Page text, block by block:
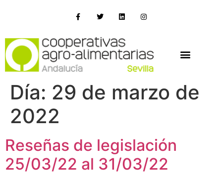
Día: 29 de marzo de
2022
Reseñas de legislación
25/03/22 al 31/03/22